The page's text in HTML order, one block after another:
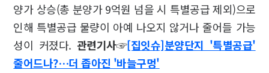
양가 상승(총 분양가 9억원 넘을 시 특별공급 제외)으로
인해 특별공급 물량이 아예 나오지 않거나 줄어들 가능
성이 커졌다. 관련기사☞[집잇슈]분양단지 '특별공급'
줄어드나?…더 좁아진 '바늘구멍'